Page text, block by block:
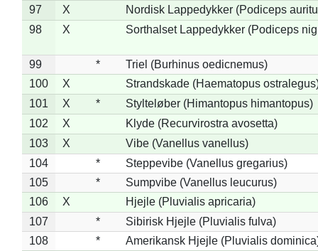
97 X
Nordisk Lappedykker (Podiceps
98
X Sorthalset Lappedykker (Podiceps
99 *
Triel (Burhinus oedicnemus)
100
X
Strandskade (Haematopus
101
X *
Stylteløber (Himantopus himantopus)
102
X
Klyde (Recurvirostra avosetta)
103
X
Vibe (Vanellus vanellus)
104
*
Steppevibe (Vanellus gregarius)
105
*
Sumpvibe (Vanellus leucurus)
106
X
Hjejle (Pluvialis apricaria)
107
*
Sibirisk Hjejle (Pluvialis fulva)
108
*
Amerikansk Hjejle (Pluvialis